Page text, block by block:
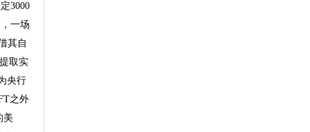
3000
一场
其自
取实
央行
之外
美